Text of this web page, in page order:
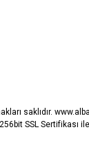
saklıdır.
SSL Sertifikası